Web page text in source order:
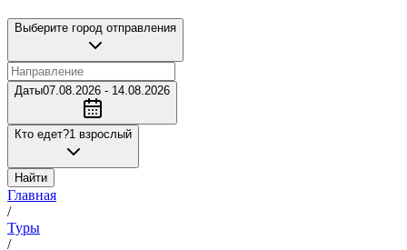
Выберите город отправления
Даты07.08.2026 - 14.08.2026
Кто едет?1 взрослый
Найти
Главная
/
Туры
/